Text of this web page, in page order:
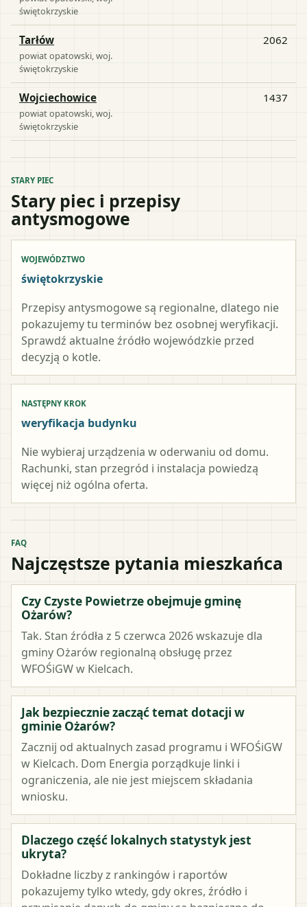
świętokrzyskie
Tarłów
powiatopatowski , woj.
świętokrzyskie
2062
Wojciechowice
powiatopatowski , woj.
świętokrzyskie
1437
STARY PIEC
Stary piec i przepisy
antysmogowe
WOJEWÓDZTWO
świętokrzyskie
Przepisy antysmogowe są regionalne, dlatego nie
pokazujemy tu terminów bez osobnej weryfikacji.
Sprawdź aktualne źródło wojewódzkie przed
decyzją o kotle.
NASTĘPNY KROK
weryfikacja budynku
Nie wybieraj urządzenia w oderwaniu od domu.
Rachunki, stan przegród i instalacja powiedzą
więcej niż ogólna oferta.
FAQ
Najczęstsze pytania mieszkańca
Czy Czyste Powietrze obejmuje gminę
Ożarów?
Tak. Stan źródła z 5 czerwca 2026 wskazuje dla
gminy Ożarów regionalną obsługę przez
WFOŚiGW w Kielcach.
Jak bezpiecznie zacząć temat dotacji w
gminie Ożarów?
Zacznij od aktualnych zasad programu i WFOŚiGW
w Kielcach. Dom Energia porządkuje linki i
ograniczenia, ale nie jest miejscem składania
wniosku.
Dlaczego część lokalnych statystyk jest
ukryta?
Dokładne liczby z rankingów i raportów
pokazujemy tylko wtedy, gdy okres, źródło i